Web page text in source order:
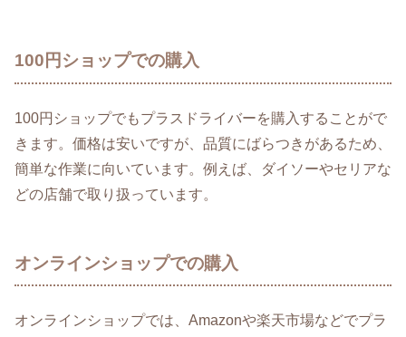
100円ショップでの購入
100円ショップでもプラスドライバーを購入することがで
きます。価格は安いですが、品質にばらつきがあるため、
簡単な作業に向いています。例えば、ダイソーやセリアな
どの店舗で取り扱っています。
オンラインショップでの購入
オンラインショップでは、Amazonや楽天市場などでプラ